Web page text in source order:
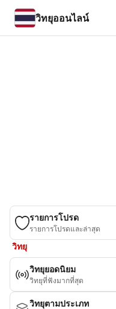
วิทยุออนไลน์
รายการโปรด
รายการโปรดและล่าสุด
วิทยุ
วิทยุยอดนิยม
วิทยุที่ฟังมากที่สุด
วิทยุตามประเภท